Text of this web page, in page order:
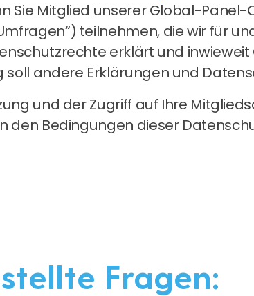
Sie Mitglied unserer Global-
teilnehmen, die wir für
erklärt und inwieweit
andere Erklärungen und
und der Zugriff auf Ihre
den Bedingungen dieser
Fragen: